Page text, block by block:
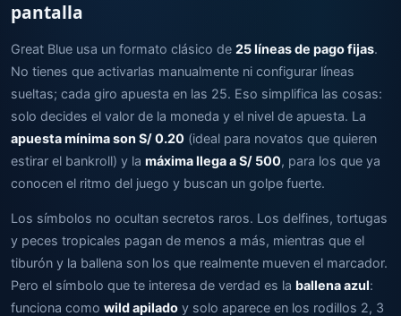
pantalla
Great Blue usa un formato clásico de 25 líneas de pago fijas.
No tienes que activarlas manualmente ni configurar líneas
sueltas; cada giro apuesta en las 25. Eso simplifica las cosas:
solo decides el valor de la moneda y el nivel de apuesta. La
apuesta mínima son S/ 0.20 (ideal para novatos que quieren
estirar el bankroll) y la máxima llega a S/ 500, para los que ya
conocen el ritmo del juego y buscan un golpe fuerte.
Los símbolos no ocultan secretos raros. Los delfines, tortugas
y peces tropicales pagan de menos a más, mientras que el
tiburón y la ballena son los que realmente mueven el marcador.
Pero el símbolo que te interesa de verdad es la ballena azul:
funciona como wild apilado y solo aparece en los rodillos 2, 3